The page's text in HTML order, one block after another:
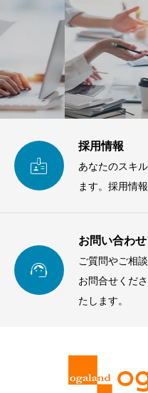

採用情報
あなたのスキ
ます。採用情

お問い合わ
ご質問やご相
お問合せくだ
たします。